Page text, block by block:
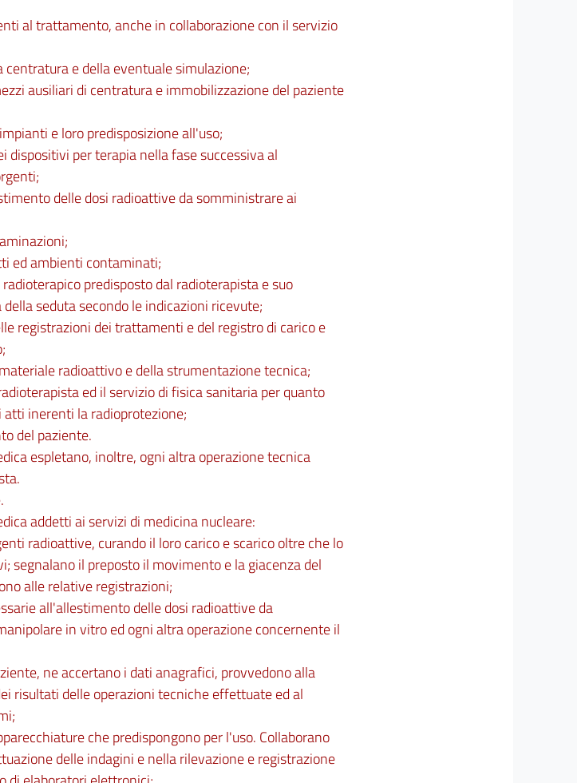
al trattamento, anche in collaborazione con il servizio
e della eventuale simulazione;
ausiliari di centratura e immobilizzazione del paziente
e loro predisposizione all'uso;
dispositivi per terapia nella fase successiva al
delle dosi radioattive da somministrare ai
ed ambienti contaminati;
predisposto dal radioterapista e suo
seduta secondo le indicazioni ricevute;
registrazioni dei trattamenti e del registro di carico e
radioattivo e della strumentazione tecnica;
ed il servizio di fisica sanitaria per quanto
inerenti la radioprotezione;
del paziente.
espletano, inoltre, ogni altra operazione tecnica
addetti ai servizi di medicina nucleare:
radioattive, curando il loro carico e scarico oltre che lo
segnalano il preposto il movimento e la giacenza del
alle relative registrazioni;
all'allestimento delle dosi radioattive da
in vitro ed ogni altra operazione concernente il
ne accertano i dati anagrafici, provvedono alla
risultati delle operazioni tecniche effettuate ed al
che predispongono per l'uso. Collaborano
delle indagini e nella rilevazione e registrazione